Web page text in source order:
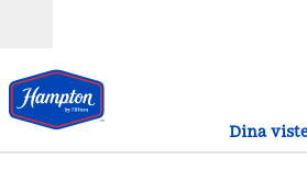
Dina